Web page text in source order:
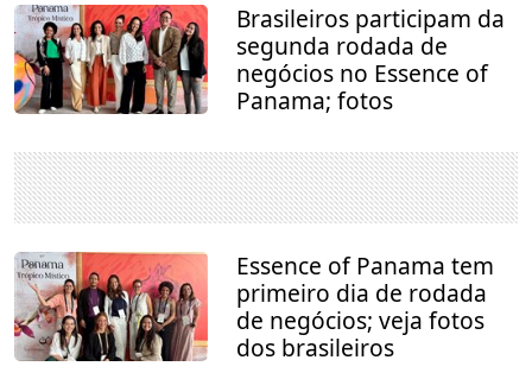
Brasileiros participam da
segunda rodada de
negócios no Essence of
Panama; fotos
Essence of Panama tem
primeiro dia de rodada
de negócios; veja fotos
dos brasileiros